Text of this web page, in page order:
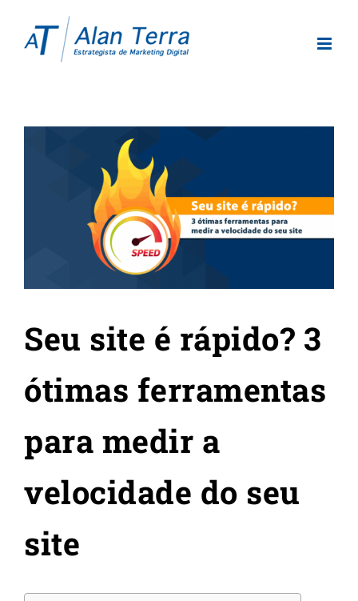
Seu site é rápido? 3
ótimas ferramentas
para medir a
velocidade do seu
site